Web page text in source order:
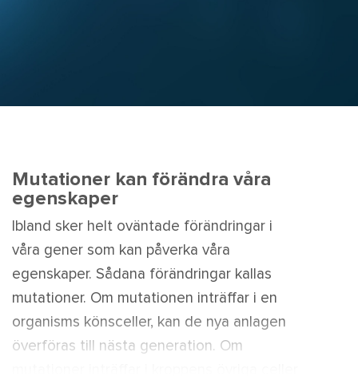
Mutationer kan förändra våra
egenskaper
Ibland sker helt oväntade förändringar i
våra gener som kan påverka våra
egenskaper. Sådana förändringar kallas
mutationer. Om mutationen inträffar i en
organisms könsceller, kan de nya anlagen
överföras till nästa generation. Om